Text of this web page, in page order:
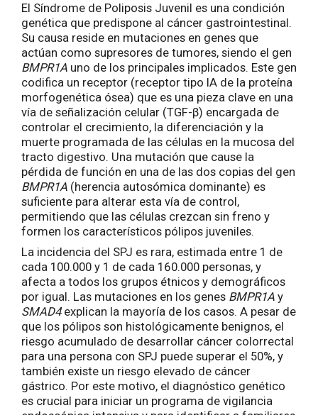
El Síndrome de Poliposis Juvenil es una condición
genética que predispone al cáncer gastrointestinal.
Su causa reside en mutaciones en genes que
actúan como supresores de tumores, siendo el gen
BMPR1A uno de los principales implicados. Este gen
codifica un receptor (receptor tipo IA de la proteína
morfogenética ósea) que es una pieza clave en una
vía de señalización celular (TGF-β) encargada de
controlar el crecimiento, la diferenciación y la
muerte programada de las células en la mucosa del
tracto digestivo. Una mutación que cause la
pérdida de función en una de las dos copias del gen
BMPR1A (herencia autosómica dominante) es
suficiente para alterar esta vía de control,
permitiendo que las células crezcan sin freno y
formen los característicos pólipos juveniles.
La incidencia del SPJ es rara, estimada entre 1 de
cada 100.000 y 1 de cada 160.000 personas, y
afecta a todos los grupos étnicos y demográficos
por igual. Las mutaciones en los genes BMPR1A y
SMAD4explican la mayoría de los casos. A pesar de
que los pólipos son histológicamente benignos, el
riesgo acumulado de desarrollar cáncer colorrectal
para una persona con SPJ puede superar el 50%, y
también existe un riesgo elevado de cáncer
gástrico. Por este motivo, el diagnóstico genético
es crucial para iniciar un programa de vigilancia